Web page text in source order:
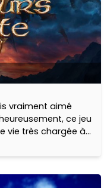
vraiment aimé
ce jeu
vie très chargée à
empêché d’écrire